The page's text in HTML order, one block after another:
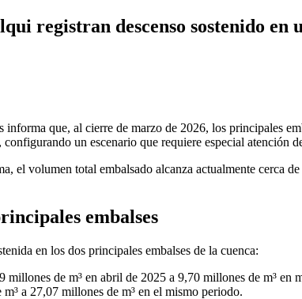
registran descenso sostenido
que, al cierre de marzo de 2026, los principales
un escenario que requiere especial atención
el volumen total embalsado alcanza actualmente cerca de
embalses
en los dos principales embalses de la cuenca:
millones de m³ en abril de 2025 a 9,70 millones de m³ en
a 27,07 millones de m³ en el mismo periodo.